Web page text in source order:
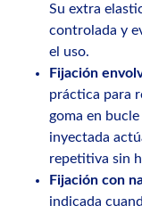
Su extra
controlada y
el uso.
Fijación
práctica para
goma en
inyectada
repetitiva sin
Fijación con
indicada